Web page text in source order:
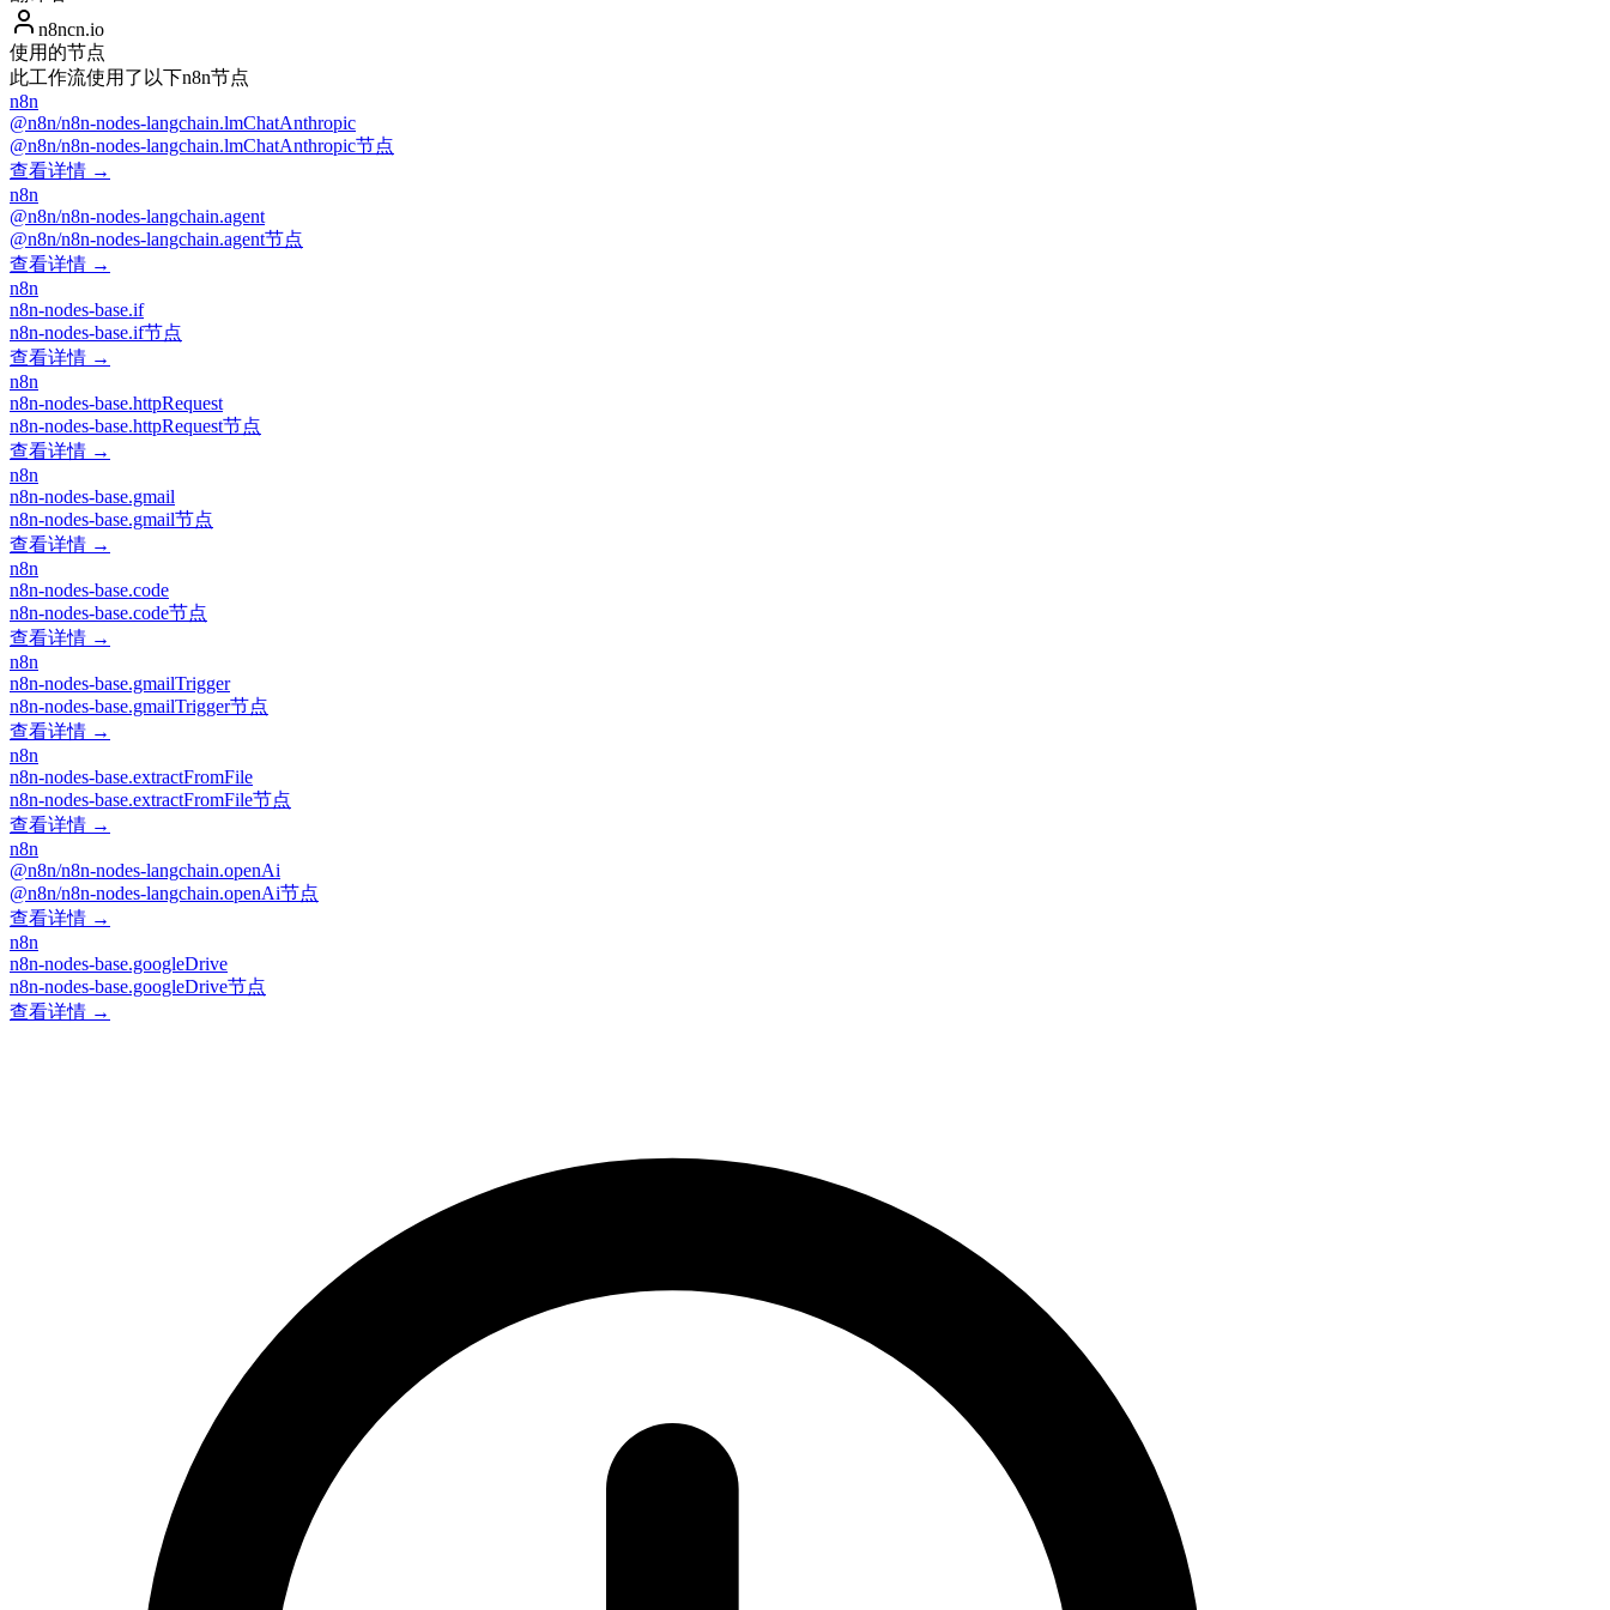
n8ncn.io
使用的节点
此工作流使用了以下n8n节点
n8n
@n8n/n8n-nodes-langchain.lmChatAnthropic
@n8n/n8n-nodes-langchain.lmChatAnthropic节点
查看详情 →
n8n
@n8n/n8n-nodes-langchain.agent
@n8n/n8n-nodes-langchain.agent节点
查看详情 →
n8n
n8n-nodes-base.if
n8n-nodes-base.if节点
查看详情 →
n8n
n8n-nodes-base.httpRequest
n8n-nodes-base.httpRequest节点
查看详情 →
n8n
n8n-nodes-base.gmail
n8n-nodes-base.gmail节点
查看详情 →
n8n
n8n-nodes-base.code
n8n-nodes-base.code节点
查看详情 →
n8n
n8n-nodes-base.gmailTrigger
n8n-nodes-base.gmailTrigger节点
查看详情 →
n8n
n8n-nodes-base.extractFromFile
n8n-nodes-base.extractFromFile节点
查看详情 →
n8n
@n8n/n8n-nodes-langchain.openAi
@n8n/n8n-nodes-langchain.openAi节点
查看详情 →
n8n
n8n-nodes-base.googleDrive
n8n-nodes-base.googleDrive节点
查看详情 →